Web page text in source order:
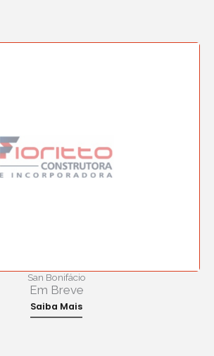
San Bonifácio
Em Breve
Saiba Mais